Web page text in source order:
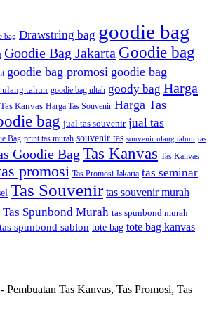
bag Drawstring bag goodie bag
Goodie Bag Jakarta Goodie bag
goodie bag promosi goodie bag
tahun goodie bag ultah goody bag Harga
Kanvas Harga Tas Souvenir Harga Tas
bag jual tas souvenir jual tas
Bag print tas murah souvenir tas souvenir ulang tahun tas
Goodie Bag Tas Kanvas Tas Kanvas
promosi Tas Promosi Jakarta tas seminar
Tas Souvenir tas souvenir murah
Tas Spunbond Murah tas spunbond murah
tas spunbond sablon tote bag tote bag kanvas
Pembuatan Tas Kanvas, Tas Promosi, Tas